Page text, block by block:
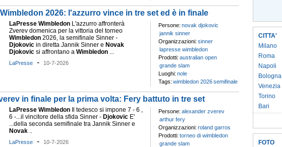
2026: l'azzurro vince in tre set ed è in finale
LaPresse Wimbledon L'azzurro affronterà
Zverev domenica per la vittoria del torneo
Wimbledon 2026, la semifinale Sinner -
Djokovic in diretta Jannik Sinner e Novak
Djokovic si affrontano a Wimbledon ...
LaPresse - 10-7-2026
Persone: novak djokovic
jannik sinner
Organizzazioni: sinner
lapresse wimbledon
Prodotti: australian open
grande slam
Luoghi: nole
Tags: wimbledon 2026semifinale
in finale per la prima volta: Fery battuto in tre set
LaPresse Wimbledon Il tedesco si impone 7 - 6 ,
6 -...il vincitore della sfida Sinner - Djokovic E'
...della seconda semifinale tra Jannik Sinner e
Novak ..
LaPresse - 10-7-2026
Persone: alexander zverev
arthur fery
Organizzazioni: roland garros
Prodotti: torneo di wimbledon
grande slam
CITTA'
Milano
Roma
Napoli
Bologna
Venezia
Torino
Bari
FOTO